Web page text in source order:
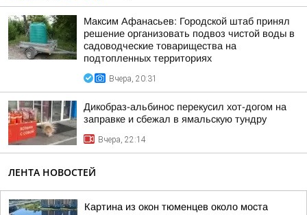
Максим Афанасьев: Городской штаб принял
решение организовать подвоз чистой воды в
садоводческие товарищества на
подтопленных территориях
Вчера, 20:31
Дикобраз-альбинос перекусил хот-догом на
заправке и сбежал в ямальскую тундру
Вчера, 22:14
ЛЕНТА НОВОСТЕЙ
Картина из окон тюменцев около моста